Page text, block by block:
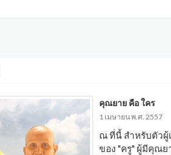
คุณยาย คือ ใคร
1 เมษายน พ.ศ. 2557
ณ ที่นี้ สำหรับตัวผู้
ของ "ครู" ผู้มีคุณย